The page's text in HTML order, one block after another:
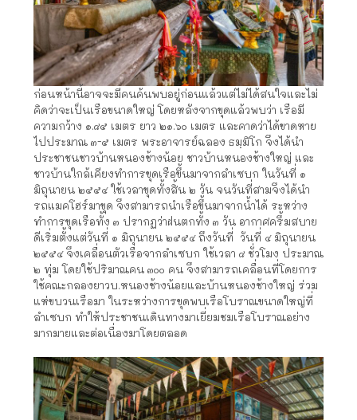
ก่อนหน้านี้อาจจะมีคนค้นพบอยู่ก่อนแล้วแต่ไม่ได้สนใจและไม่
คิดว่าจะเป็นเรือขนาดใหญ่ โดยหลังจากขุดแล้วพบว่า เรือมี
ความกว้าง ๑.๘๕ เมตร ยาว ๒๑.๖๐ เมตร และคาดว่าได้ขาดหาย
ไปประมาณ ๓-๕ เมตร พระอาจารย์ฉลอง ธมฺมิโก จึงได้นำ
ประชาชนชาวบ้านหนองช้างน้อย ชาวบ้านหนองช้างใหญ่ และ
ชาวบ้านใกล้เคียงทำการขุดเรือขึ้นมาจากลำเซบก ในวันที่ ๑
มิถุนายน ๒๕๕๔ ใช้เวลาขุดทั้งสิ้น ๒ วัน จนวันที่สามจึงได้นำ
รถแมคโฮร์มาขุด จึงสามารถนำเรือขึ้นมาจากน้ำได้ ระหว่าง
ทำการขุดเรือทั้ง ๓ ปรากฏว่าฝนตกทั้ง ๓ วัน อากาศครึ้มสบาย
ดีเริ่มตั้งแต่วันที่ ๑ มิถุนายน ๒๕๕๔ ถึงวันที่ วันที่ ๔ มิถุนายน
๒๕๕๔ จึงเคลื่อนตัวเรือจากลำเซบก ใช้เวลา ๘ ชั่วโมง ประมาณ
๒ ทุ่ม โดยใช้ปริมาณคน ๓๐๐ คน จึงสามารถเคลื่อนที่โดยการ
ใช้คณะกลองยาวบ.หนองช้างน้อยและบ้านหนองช้างใหญ่ ร่วม
แห่ขบวนเรือมา ในระหว่างการขุดพบเรือโบราณขนาดใหญ่ที่
ลำเซบก ทำให้ประชาชนเดินทางมาเยี่ยมชมเรือโบราณอย่าง
มากมายและต่อเนื่องมาโดยตลอด